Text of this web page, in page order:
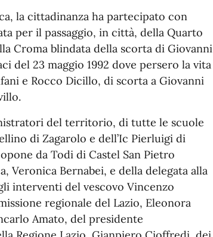
la cittadinanza ha partecipato con
per il passaggio, in città, della Quarto
Croma blindata della scorta di Giovanni
del 23 maggio 1992 dove persero la vita
e Rocco Dicillo, di scorta a Giovanni
del territorio, di tutte le scuole
di Zagarolo e dell’Ic Pierluigi di
da Todi di Castel San Pietro
Veronica Bernabei, e della delegata alla
interventi del vescovo Vincenzo
regionale del Lazio, Eleonora
Amato, del presidente